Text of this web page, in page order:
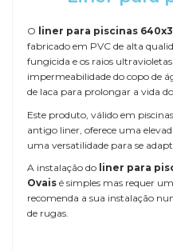
O liner para piscinas
fabricado em PVC de alta
fungicida e os raios
impermeabilidade do copo de
de laca para prolongar a vida
Este produto, válido em
antigo liner, oferece uma
uma versatilidade para se
A instalação do liner para
Ovais é simples mas requer
recomenda a sua instalação
de rugas.